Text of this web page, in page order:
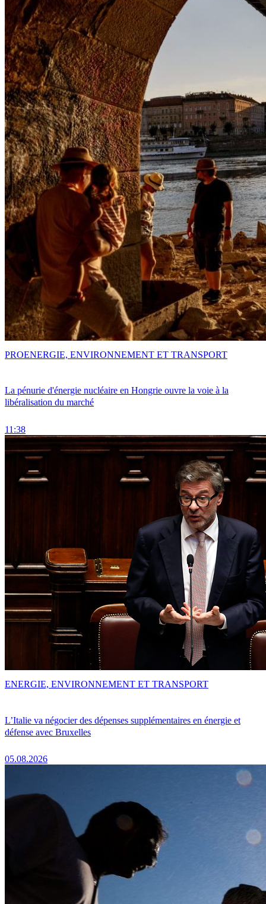
La pénurie d'énergie nucléaire en Hongrie ouvre la voie à la
libéralisation du marché
11:38
PROENERGIE, ENVIRONNEMENT ET TRANSPORT
L’Italie va négocier des dépenses supplémentaires en énergie et
défense avec Bruxelles
05.08.2026
ENERGIE, ENVIRONNEMENT ET TRANSPORT